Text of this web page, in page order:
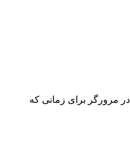
مرورگر برای زمانی که